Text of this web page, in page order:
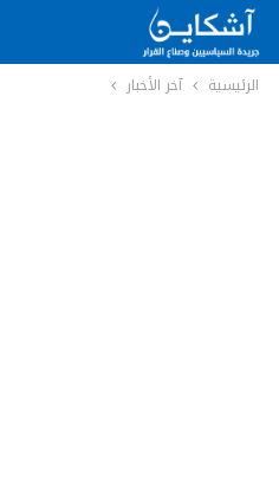
الرئيسية آخر الأخبار